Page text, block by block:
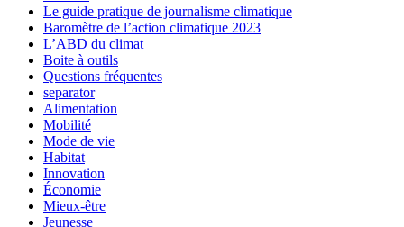
Le guide pratique de journalisme climatique
Baromètre de l’action climatique 2023
L’ABD du climat
Boite à outils
Questions fréquentes
separator
Alimentation
Mobilité
Mode de vie
Habitat
Innovation
Économie
Mieux-être
Jeunesse